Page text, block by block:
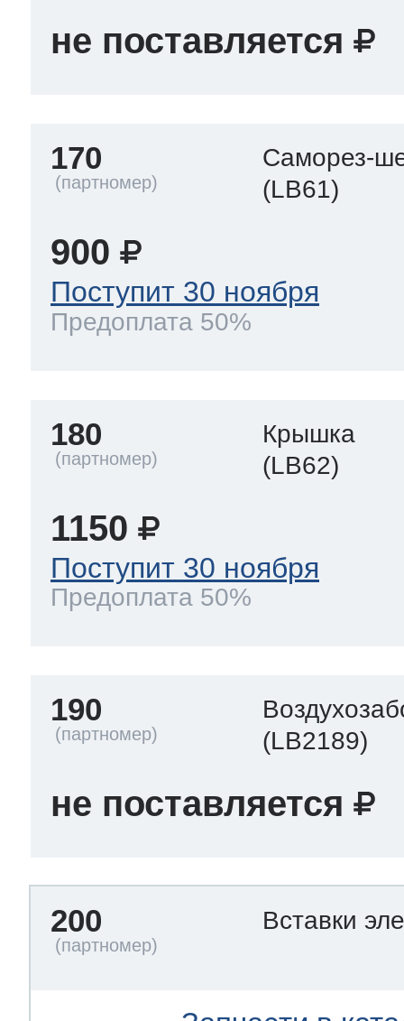
не поставляется
170
Саморез-
(LB61)
900
Поступит 30 ноября
Предоплата 50%
180
Крышка
(LB62)
1150
Поступит 30 ноября
Предоплата 50%
190
(LB2189)
не поставляется
200 Вставки